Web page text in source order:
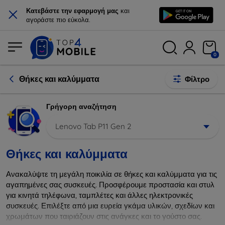
× Κατεβάστε την εφαρμογή μας και
αγοράστε πιο εύκολα.
0
Θήκες και καλύμματα Φίλτρο
Γρήγορη αναζήτηση
Lenovo Tab P11 Gen 2
Θήκες και καλύμματα
Ανακαλύψτε τη μεγάλη ποικιλία σε θήκες και καλύμματα για τις
αγαπημένες σας συσκευές. Προσφέρουμε προστασία και στυλ
για κινητά τηλέφωνα, ταμπλέτες και άλλες ηλεκτρονικές
συσκευές. Επιλέξτε από μια ευρεία γκάμα υλικών, σχεδίων και
χρωμάτων που ταιριάζουν στις ανάγκες και το γούστο σας.